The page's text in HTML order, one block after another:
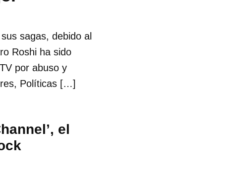
sagas, debido al
Roshi ha sido
por abuso y
Políticas […]
el